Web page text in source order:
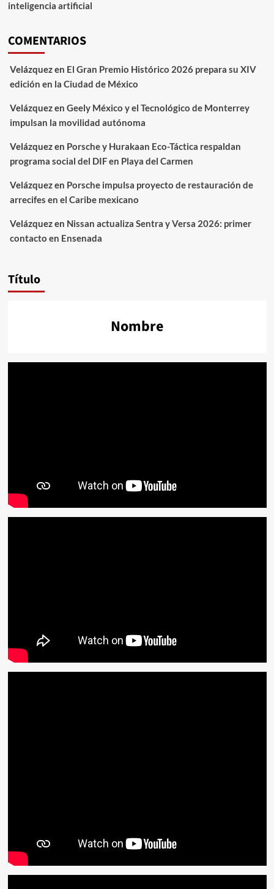
inteligencia artificial
COMENTARIOS
Velázquezen El Gran Premio Histórico 2026 prepara su XIV
edición en la Ciudad de México
Velázquezen Geely México y el Tecnológico de Monterrey
impulsan la movilidad autónoma
Velázquezen Porsche y Hurakaan Eco-Táctica respaldan
programa social del DIF en Playa del Carmen
Velázquezen Porsche impulsa proyecto de restauración de
arrecifes en el Caribe mexicano
Velázquezen Nissan actualiza Sentra y Versa 2026: primer
contacto en Ensenada
Título
Nombre